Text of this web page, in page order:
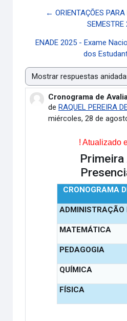
← ORIENTAÇÕES
SEMESTRE
ENADE 2025 - Exame
dos
Mostrar modo
Cronograma de
de RAQUEL PEREIRA
miércoles, 28 de
Número de
! Atualizado
Primeira
CRONOGRAMA
ADMINISTRAÇÃO
MATEMÁTICA
PEDAGOGIA
QUÍMICA
FÍSICA